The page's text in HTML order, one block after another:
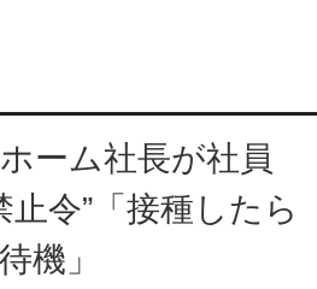
ーム社長が社員
止令”「接種したら
機」